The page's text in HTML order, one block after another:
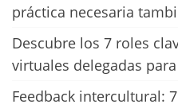
práctica necesaria
Descubre los 7 roles
virtuales delegadas
Feedback intercultural: